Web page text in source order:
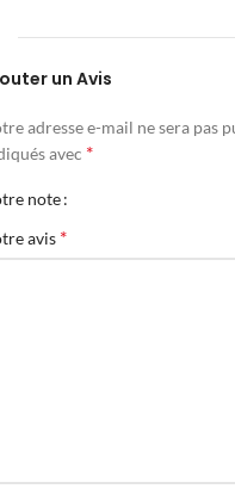
un Avis
adresse e-mail ne sera pas
avec *
note
avis *